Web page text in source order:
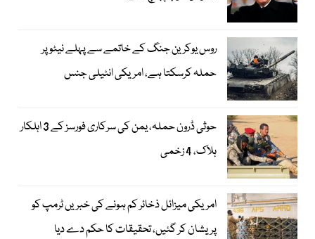
روس یوکرین جنگ کے خاتمے سے پہلے نیٹو پر
حملہ کرسکتا ہے، امریکی انٹیلی جنس
حوثی ڈرون حملہ، یمن کی سرکاری فورسز کے 3 اہلکار
ہلاک، 4 زخمی
امریکی میزائل ذخائر کم ہونے کی خبریں ٹرمپ کو
پریشان کر گئیں، تحقیقات کا حکم دے دیا